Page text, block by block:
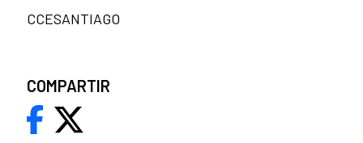
CCESANTIAGO
COMPARTIR